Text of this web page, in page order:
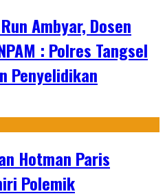
Ambyar, Dosen
: Polres Tangsel
Penyelidikan
Hotman Paris
Polemik